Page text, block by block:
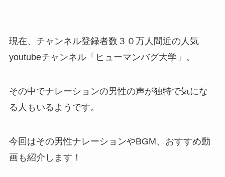
現在、チャンネル登録者数３０万人間近の人気
youtubeチャンネル「ヒューマンバグ大学」。
その中でナレーションの男性の声が独特で気にな
る人もいるようです。
今回はその男性ナレーションやBGM、おすすめ動
画も紹介します！